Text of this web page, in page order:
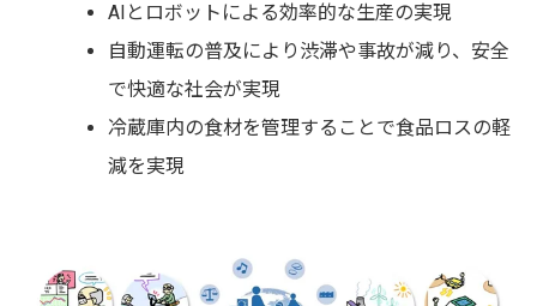
AIとロボットによる効率的な生産の実現
自動運転の普及により渋滞や事故が減り、安全
で快適な社会が実現
冷蔵庫内の食材を管理することで食品ロスの軽
減を実現